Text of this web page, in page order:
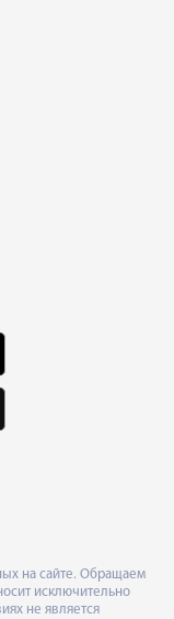
на сайте. Обращаем
исключительно
не является